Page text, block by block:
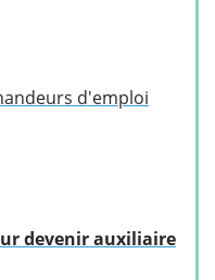
d'emploi
devenir auxiliaire